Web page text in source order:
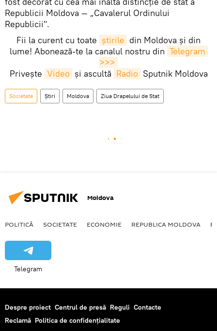
Republicii Moldova — „Cavalerul Ordinului
Republicii".
Fii la curent cu toate știrile din Moldova și din
lume! Abonează-te la canalul nostru din Telegram
>>>
Privește Video și ascultă Radio Sputnik Moldova
Societate Știri Moldova Ziua Drapelului de Stat
Moldova
POLITICĂ SOCIETATE ECONOMIE REPUBLICA MOLDOVA
Telegram
Despre proiect Centrul de presă Reguli Contacte
Reclamă Politica de confidențialitate